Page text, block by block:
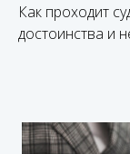
Как проходит
достоинства и